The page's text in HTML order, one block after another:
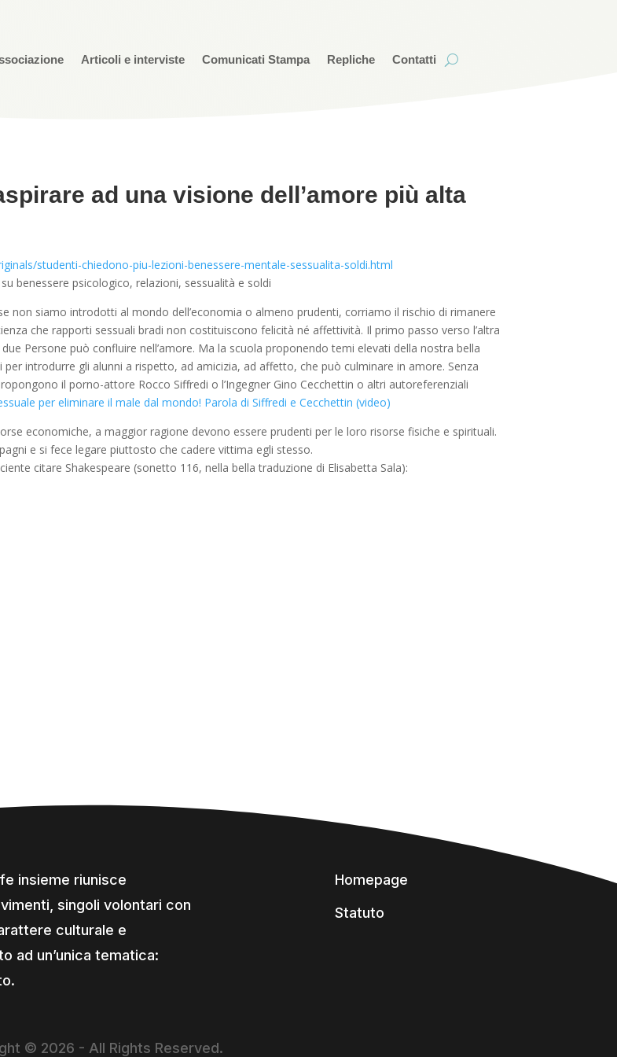
Articoli e interviste Comunicati Stampa Repliche Contatti
ad una visione dell’amore più alta
studenti-chiedono-piu-lezioni-benessere-mentale-sessualita-soldi.html
benessere psicologico, relazioni, sessualità e soldi
non siamo introdotti al mondo dell’economia o almeno prudenti, corriamo il rischio di rimanere
che rapporti sessuali bradi non costituiscono felicità né affettività. Il primo passo verso l’altra
Persone può confluire nell’amore. Ma la scuola proponendo temi elevati della nostra bella
introdurre gli alunni a rispetto, ad amicizia, ad affetto, che può culminare in amore. Senza
il porno-attore Rocco Siffredi o l’Ingegner Gino Cecchettin o altri autoreferenziali
per eliminare il male dal mondo! Parola di Siffredi e Cecchettin (video)
economiche, a maggior ragione devono essere prudenti per le loro risorse fisiche e spirituali.
e si fece legare piuttosto che cadere vittima egli stesso.
citare Shakespeare (sonetto 116, nella bella traduzione di Elisabetta Sala):
insieme riunisce
singoli volontari con
culturale e
ad un’unica tematica:
Homepage
Statuto
© 2026 - All Rights Reserved.